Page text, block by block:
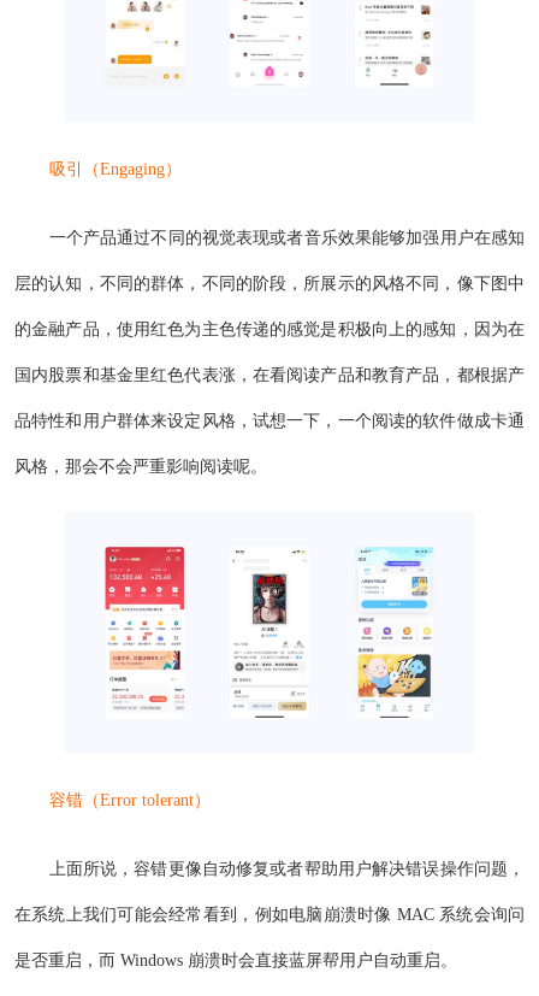
吸引（Engaging）
一个产品通过不同的视觉表现或者音乐效果能够加强用户在感知
层的认知，不同的群体，不同的阶段，所展示的风格不同，像下图中
的金融产品，使用红色为主色传递的感觉是积极向上的感知，因为在
国内股票和基金里红色代表涨，在看阅读产品和教育产品，都根据产
品特性和用户群体来设定风格，试想一下，一个阅读的软件做成卡通
风格，那会不会严重影响阅读呢。
容错（Error tolerant）
上面所说，容错更像自动修复或者帮助用户解决错误操作问题，
在系统上我们可能会经常看到，例如电脑崩溃时像 MAC 系统会询问
是否重启，而 Windows 崩溃时会直接蓝屏帮用户自动重启。